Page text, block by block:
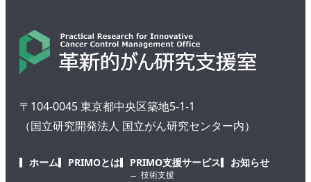
〒104-0045 東京都中央区築地5-1-1
（国立研究開発法人 国立がん研究センター内）
ホーム PRIMOとは PRIMO支援サービス
技術支援
お知らせ